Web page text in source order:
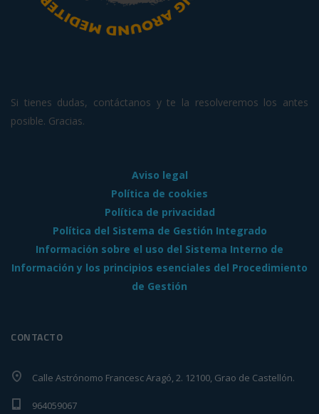
Si tienes dudas, contáctanos y te la resolveremos los antes
posible. Gracias.
Aviso legal
Política de cookies
Política de privacidad
Política del Sistema de Gestión Integrado
Información sobre el uso del Sistema Interno de
Información y los principios esenciales del Procedimiento
de Gestión
CONTACTO
Calle Astrónomo Francesc Aragó, 2. 12100, Grao de Castellón.
964059067